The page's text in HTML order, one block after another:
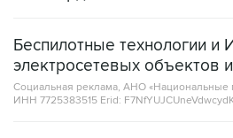
Беспилотные технологии и
электросетевых объектов
Социальная реклама, АНО «Национальные
ИНН 7725383515 Erid: